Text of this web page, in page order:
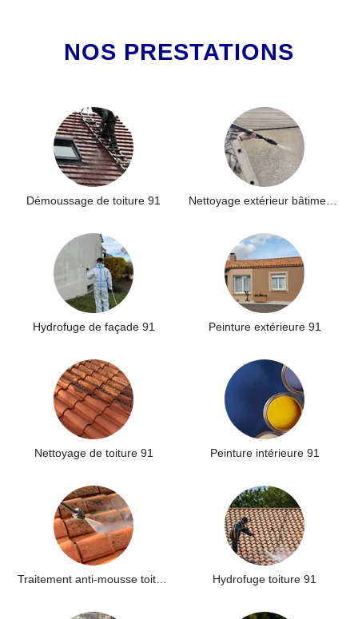
NOS PRESTATIONS
Démoussage de toiture 91
Hydrofuge de façade 91 Peinture extérieure 91
Nettoyage de toiture 91 Peinture intérieure 91
Hydrofuge toiture 91